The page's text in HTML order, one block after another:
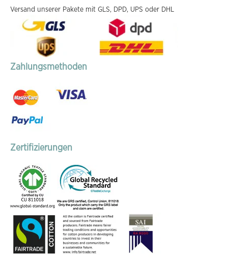
Versand unserer Pakete mit GLS, DPD, UPS oder DHL
Zahlungsmethoden
Zertifizierungen